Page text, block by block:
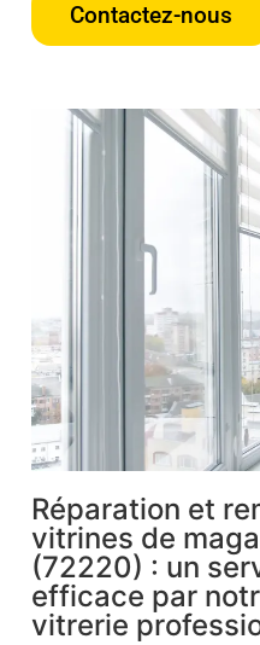
Contactez-nous
Réparation et
vitrines de
(72220) : un
efficace par
vitrerie